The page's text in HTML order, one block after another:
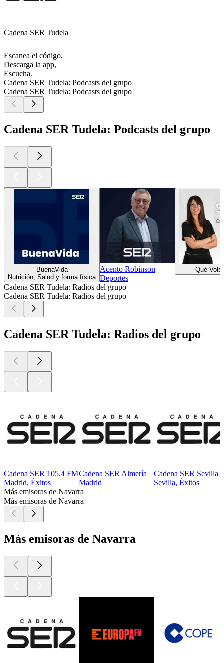
Cadena SER Tudela
Escanea el código,
Descarga la app,
Escucha.
Cadena SER Tudela: Podcasts del grupo
Cadena SER Tudela: Podcasts del grupo
Cadena SER Tudela: Podcasts del grupo
BuenaVida
Nutrición, Salud y forma física
Acento Robinson
Deportes
Què Vols
Cadena SER Tudela: Radios del grupo
Cadena SER Tudela: Radios del grupo
Cadena SER Tudela: Radios del grupo
Cadena SER 105.4 FM
Madrid, Éxitos
Cadena SER Almería
Madrid
Cadena SER Sevilla
Sevilla, Éxitos
Más emisoras de Navarra
Más emisoras de Navarra
Más emisoras de Navarra